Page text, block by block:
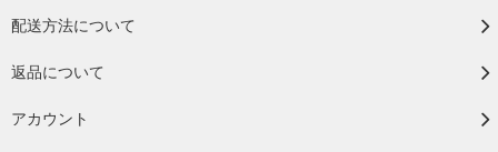
配送方法について
返品について
アカウント